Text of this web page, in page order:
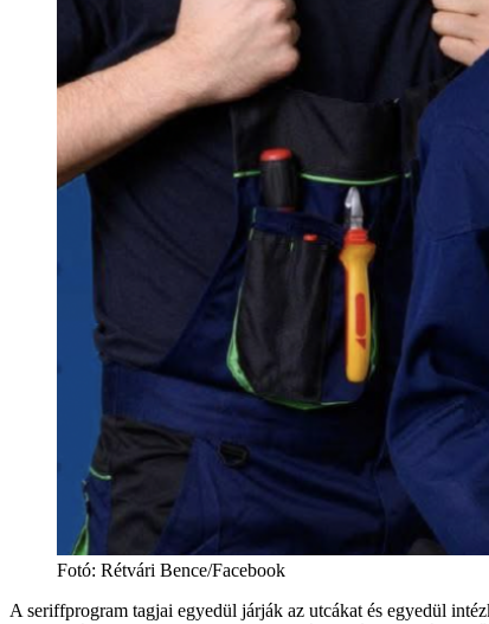
Fotó: Rétvári Bence/Facebook
A seriffprogram tagjai egyedül járják az utcákat és egyedül